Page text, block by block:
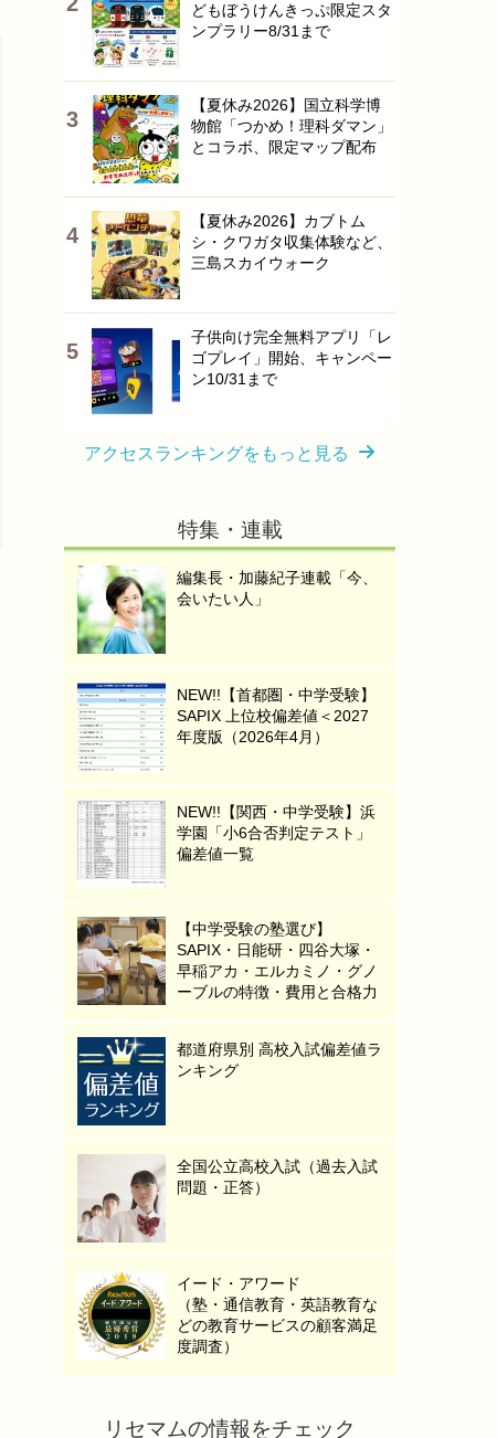
どもぼうけんきっぷ限定スタ
ンプラリー8/31まで
【夏休み2026】国立科学博
物館「つかめ！理科ダマン」
とコラボ、限定マップ配布
【夏休み2026】カブトム
シ・クワガタ収集体験など、
三島スカイウォーク
子供向け完全無料アプリ「レ
ゴプレイ」開始、キャンペー
ン10/31まで
アクセスランキングをもっと見る
特集・連載
編集長・加藤紀子連載「今、
会いたい人」
NEW!!【首都圏・中学受験】
SAPIX 上位校偏差値＜2027
年度版（2026年4月）
NEW!!【関西・中学受験】浜
学園「小6合否判定テスト」
偏差値一覧
【中学受験の塾選び】
SAPIX・日能研・四谷大塚・
早稲アカ・エルカミノ・グノ
ーブルの特徴・費用と合格力
都道府県別 高校入試偏差値ラ
ンキング
全国公立高校入試（過去入試
問題・正答）
イード・アワード
（塾・通信教育・英語教育な
どの教育サービスの顧客満足
度調査）
リセマムの情報をチェック